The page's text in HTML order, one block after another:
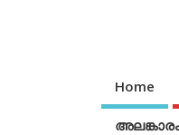
Home
അലങ്കാരം